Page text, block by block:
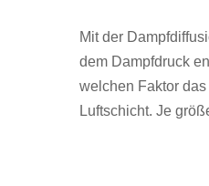
Mit der
dem Dampfdruck
welchen Faktor
Luftschicht. Je